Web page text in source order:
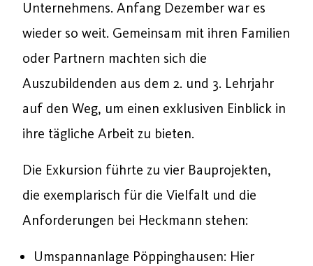
Unternehmens. Anfang Dezember war es
wieder so weit. Gemeinsam mit ihren Familien
oder Partnern machten sich die
Auszubildenden aus dem 2. und 3. Lehrjahr
auf den Weg, um einen exklusiven Einblick in
ihre tägliche Arbeit zu bieten.
Die Exkursion führte zu vier Bauprojekten,
die exemplarisch für die Vielfalt und die
Anforderungen bei Heckmann stehen:
Umspannanlage Pöppinghausen: Hier